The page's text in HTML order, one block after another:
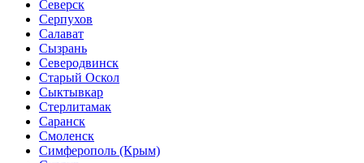
Северск
Серпухов
Салават
Сызрань
Северодвинск
Старый Оскол
Сыктывкар
Стерлитамак
Саранск
Смоленск
Симферополь (Крым)